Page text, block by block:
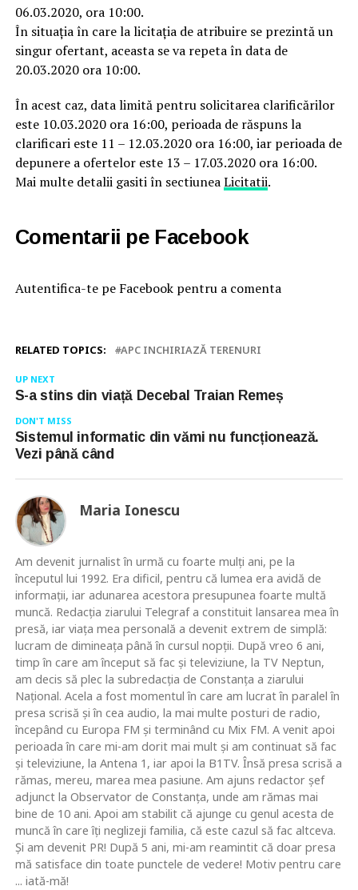
06.03.2020, ora 10:00.
În situația în care la licitația de atribuire se prezintă un
singur ofertant, aceasta se va repeta în data de
20.03.2020 ora 10:00.
În acest caz, data limită pentru solicitarea clarificărilor
este 10.03.2020 ora 16:00, perioada de răspuns la
clarificari este 11 – 12.03.2020 ora 16:00, iar perioada de
depunere a ofertelor este 13 – 17.03.2020 ora 16:00.
Mai multe detalii gasiti în sectiuneaLicitatii.
Comentarii pe Facebook
Autentifica-te pe Facebook pentru a comenta
RELATED TOPICS: APC INCHIRIAZĂ TERENURI
UP NEXT
S-a stins din viață Decebal Traian Remeș
DON'T MISS
Sistemul informatic din vămi nu funcționează.
Vezi până când
Maria Ionescu
Am devenit jurnalist în urmă cu foarte mulţi ani, pe la
începutul lui 1992. Era dificil, pentru că lumea era avidă de
informaţii, iar adunarea acestora presupunea foarte multă
muncă. Redacţia ziarului Telegraf a constituit lansarea mea în
presă, iar viaţa mea personală a devenit extrem de simplă:
lucram de dimineaţa până în cursul nopţii. După vreo 6 ani,
timp în care am început să fac şi televiziune, la TV Neptun,
am decis să plec la subredacţia de Constanţa a ziarului
Naţional. Acela a fost momentul în care am lucrat în paralel în
presa scrisă şi în cea audio, la mai multe posturi de radio,
începând cu Europa FM şi terminând cu Mix FM. A venit apoi
perioada în care mi-am dorit mai mult şi am continuat să fac
şi televiziune, la Antena 1, iar apoi la B1TV. Însă presa scrisă a
rămas, mereu, marea mea pasiune. Am ajuns redactor şef
adjunct la Observator de Constanţa, unde am rămas mai
bine de 10 ani. Apoi am stabilit că ajunge cu genul acesta de
muncă în care îţi neglizeji familia, că este cazul să fac altceva.
Şi am devenit PR! După 5 ani, mi-am reamintit că doar presa
mă satisface din toate punctele de vedere! Motiv pentru care
... iată-mă!